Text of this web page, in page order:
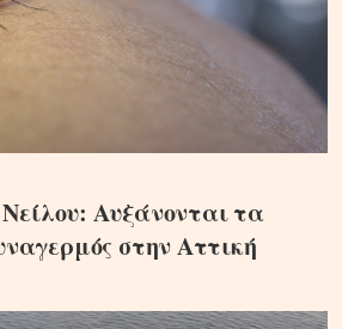
Νείλου: Αυξάνονται τα
στην Αττική